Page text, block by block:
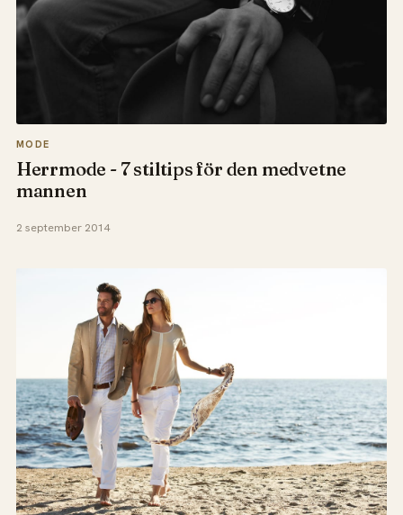
MODE
Herrmode - 7 stiltips för den medvetne
mannen
2 september 2014